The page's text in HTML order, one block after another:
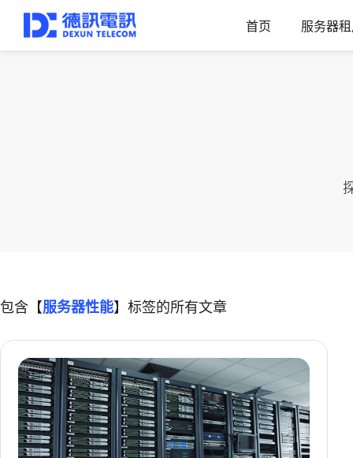
首页 服务器
包含【服务器性能】标签的所有文章